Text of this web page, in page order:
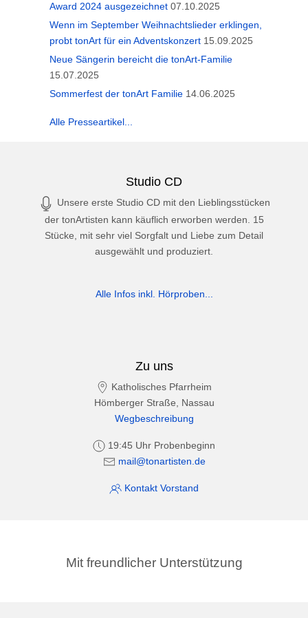
Award 2024 ausgezeichnet 07.10.2025
Wenn im September Weihnachtslieder erklingen,
probt tonArt für ein Adventskonzert 15.09.2025
Neue Sängerin bereicht die tonArt-Familie
15.07.2025
Sommerfest der tonArt Familie 14.06.2025
Alle Presseartikel...
Studio CD
Unsere erste Studio CD mit den Lieblingsstücken
der tonArtisten kann käuflich erworben werden. 15
Stücke, mit sehr viel Sorgfalt und Liebe zum Detail
ausgewählt und produziert.
Alle Infos inkl. Hörproben...
Zu uns
Katholisches Pfarrheim
Hömberger Straße, Nassau
Wegbeschreibung
19:45 Uhr Probenbeginn
mail@tonartisten.de
Kontakt Vorstand
Mit freundlicher Unterstützung